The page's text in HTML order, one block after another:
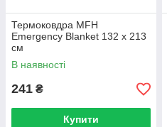
Термоковдра MFH
Emergency Blanket 132 x 213
см
В наявності
241 ₴
Купити